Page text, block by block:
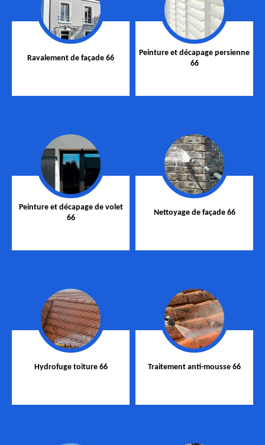
Ravalement de façade 66
Peinture et décapage persienne
66
Peinture et décapage de volet
66
Nettoyage de façade 66
Hydrofuge toiture 66 Traitement anti-mousse 66